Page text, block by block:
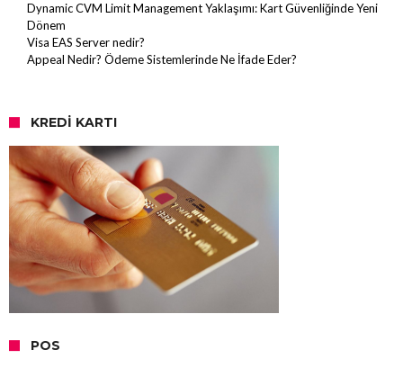
Dynamic CVM Limit Management Yaklaşımı: Kart Güvenliğinde Yeni
Dönem
Visa EAS Server nedir?
Appeal Nedir? Ödeme Sistemlerinde Ne İfade Eder?
KREDI KARTI
POS